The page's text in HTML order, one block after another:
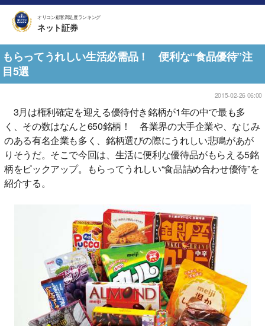
オリコン顧客満足度ランキング
ネット証券
もらってうれしい生活必需品！ 便利な“食品優待”注
目5選
2015-02-26 06:00
3月は権利確定を迎える優待付き銘柄が1年の中で最も多
く、その数はなんと650銘柄！ 各業界の大手企業や、なじみ
のある有名企業も多く、銘柄選びの際にうれしい悲鳴があが
りそうだ。そこで今回は、生活に便利な優待品がもらえる5銘
柄をピックアップ。もらってうれしい“食品詰め合わせ優待”を
紹介する。